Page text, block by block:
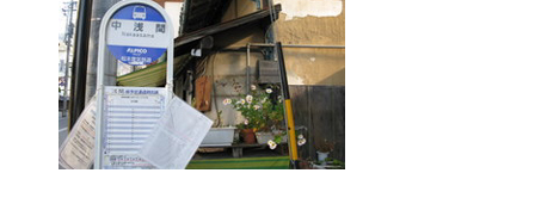
Tour de Utsukushigahara
Torch Festival
New Season Soba Festival
Walking Maps